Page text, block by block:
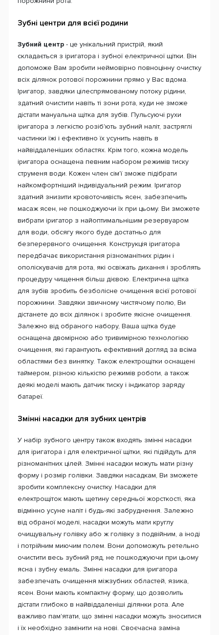
Зубні центри для всієї родини
Зубний центр - це унікальний пристрій, який
складається з іригатора і зубної електричної щітки. Він
допоможе Вам зробити неймовірно повноцінну очистку
всіх ділянок ротової порожнини прямо у Вас вдома.
Іригатор, завдяки цілеспрямованому потоку рідини,
здатний очистити навіть ті зони рота, куди не зможе
дістати мануальна щітка для зубів. Пульсуючі рухи
іригатора з легкістю розіб'ють зубний наліт, застряглі
частинки їжі і ефективно їх усунить навіть в
найвіддаленіших областях. Крім того, кожна модель
іригатора оснащена певним набором режимів тиску
струменя води. Кожен член сім'ї зможе підібрати
найкомфортніший індивідуальний режим. Іригатор
здатний знизити кровоточивість ясен, забезпечить
масаж ясен, не пошкоджуючи їх при цьому. Ви зможете
вибрати іригатор з найоптимальнішим резервуаром
для води, обсягу якого буде достатньо для
безперервного очищення. Конструкція іригатора
передбачає використання різноманітних рідин і
ополіскувачів для рота, які освіжать дихання і зроблять
процедуру чищення більш дієвою. Електрична щітка
для зубів зробить безболісне очищення всієї ротової
порожнини. Завдяки звичному чистячому полю, Ви
дістанете до всіх ділянок і зробите якісне очищення.
Залежно від обраного набору, Ваша щітка буде
оснащена двомірною або тривимірною технологією
очищення, які гарантують ефективний догляд за всіма
областями без винятку. Також електрощітки оснащені
таймером, різною кількістю режимів роботи, а також
деякі моделі мають датчик тиску і індикатор заряду
батареї.
Змінні насадки для зубних центрів
У набір зубного центру також входять змінні насадки
для іригатора і для електричної щітки, які підійдуть для
різноманітних цілей. Змінні насадки можуть мати різну
форму і розмір голівки. Завдяки насадкам, Ви зможете
зробити комплексну очистку. Насадки для
електрощіток мають щетину середньої жорсткості, яка
відмінно усуне наліт і будь-які забруднення. Залежно
від обраної моделі, насадки можуть мати круглу
очищувальну голівку або ж голівку з подвійним, а іноді
і потрійним миючим полем. Вони допоможуть ретельно
очистити весь зубний ряд, не пошкоджуючи при цьому
ясна і зубну емаль. Змінні насадки для іригатора
забезпечать очищення міжзубних областей, язика,
ясен. Вони мають компактну форму, що дозволить
дістати глибоко в найвіддаленіші ділянки рота. Але
важливо пам'ятати, що змінні насадки можуть зноситися
і їх необхідно замінити на нові. Своєчасна заміна